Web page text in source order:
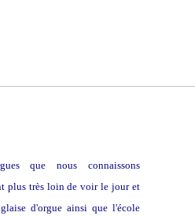
que nous connaissons
plus très loin de voir le jour et
d'orgue ainsi que l'école